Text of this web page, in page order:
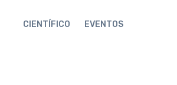
CIENTÍFICO EVENTOS